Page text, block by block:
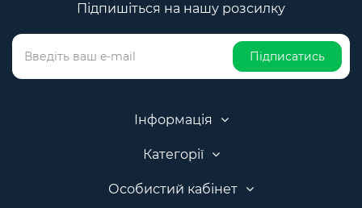
Підпишіться на нашу розсилку
Підписатись
Інформація
Категорії
Особистий кабінет